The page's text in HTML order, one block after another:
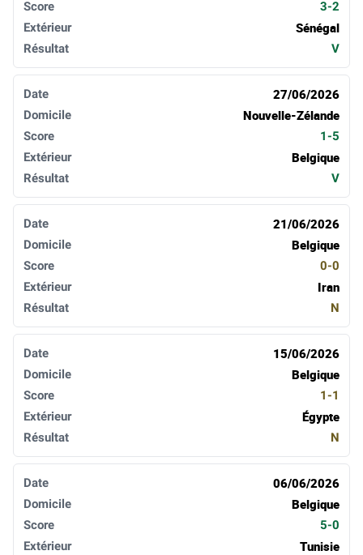
3-2
Sénégal
V
27/06/2026
Nouvelle-Zélande
1-5
Belgique
V
21/06/2026
Belgique
0-0
Iran
N
15/06/2026
Belgique
1-1
Égypte
N
06/06/2026
Belgique
5-0
Tunisie